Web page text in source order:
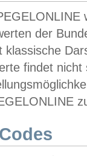
der
klassische
findet